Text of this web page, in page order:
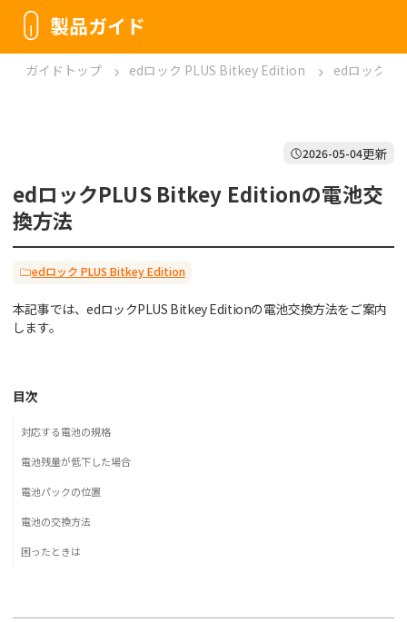
製品ガイド
ガイドトップ edロック PLUS Bitkey Edition edロック
2026-05-04更新
edロックPLUS Bitkey Editionの電池交
換方法
edロック PLUS Bitkey Edition
本記事では、edロックPLUS Bitkey Editionの電池交換方法をご案内
します。
目次
対応する電池の規格
電池残量が低下した場合
電池パックの位置
電池の交換方法
困ったときは